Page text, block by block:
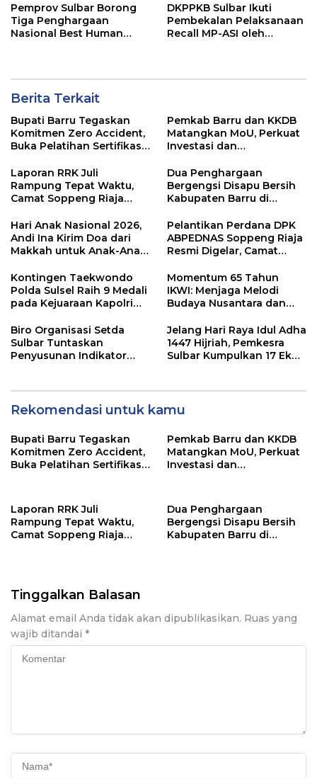
Pemprov Sulbar Borong
Tiga Penghargaan
Nasional Best Human
DKPPKB Sulbar Ikuti
Pembekalan Pelaksanaan
Recall MP-ASI oleh
Berita Terkait
Bupati Barru Tegaskan
Komitmen Zero Accident,
Buka Pelatihan Sertifikasi
Pemkab Barru dan KKDB
Matangkan MoU, Perkuat
Investasi dan
Laporan RRK Juli
Rampung Tepat Waktu,
Camat Soppeng Riaja
dan Kelurahan
Dua Penghargaan
Bergengsi Disapu Bersih
Kabupaten Barru di
Hari Anak Nasional 2026,
Andi Ina Kirim Doa dari
Makkah untuk Anak-Anak
Pelantikan Perdana DPK
ABPEDNAS Soppeng Riaja
Resmi Digelar, Camat
Wujudkan Desa Maju
Kontingen Taekwondo
Polda Sulsel Raih 9 Medali
pada Kejuaraan Kapolri
Momentum 65 Tahun
IKWI: Menjaga Melodi
Budaya Nusantara dan
Pers
Biro Organisasi Setda
Sulbar Tuntaskan
Penyusunan Indikator
Jelang Hari Raya Idul Adha
1447 Hijriah, Pemkesra
Sulbar Kumpulkan 17 Ekor
Rekomendasi untuk kamu
Bupati Barru Tegaskan
Komitmen Zero Accident,
Buka Pelatihan Sertifikasi
Pemkab Barru dan KKDB
Matangkan MoU, Perkuat
Investasi dan
Laporan RRK Juli
Rampung Tepat Waktu,
Camat Soppeng Riaja
Dua Penghargaan
Bergengsi Disapu Bersih
Kabupaten Barru di
Tinggalkan Balasan
Alamat email Anda tidak akan dipublikasikan. Ruas yang
wajib ditandai *